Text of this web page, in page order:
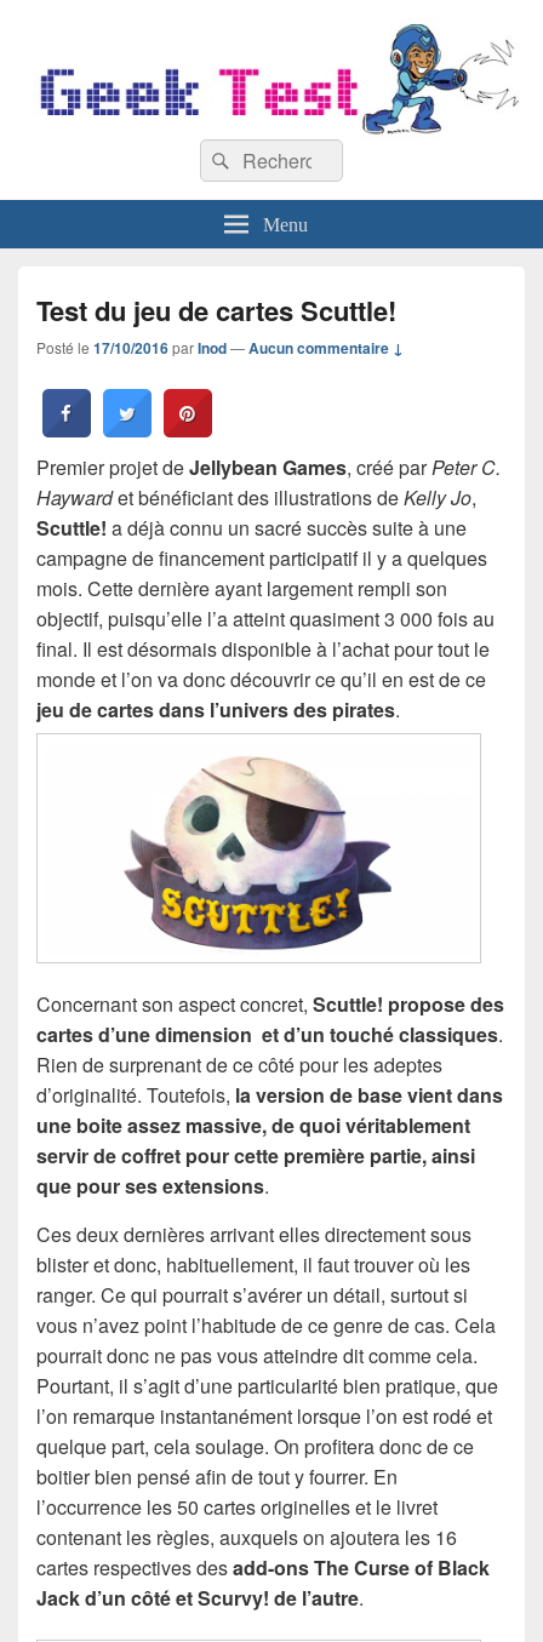
Recherche :
Rechercher
Menu
Test du jeu de cartes Scuttle!
Posté le 17/10/2016parInod—Aucun commentaire ↓
Premier projet deJellybean Games, créé parPeter C.
Haywardet bénéficiant des illustrations deKelly Jo,
Scuttle! a déjà connu un sacré succès suite à une
campagne de financement participatif il y a quelques
mois. Cette dernière ayant largement rempli son
objectif, puisqu’elle l’a atteint quasiment 3 000 fois au
final. Il est désormais disponible à l’achat pour tout le
monde et l’on va donc découvrir ce qu’il en est de ce
jeu de cartes dans l’univers des pirates.
Concernant son aspect concret, Scuttle! propose des
cartes d’une dimension et d’un touché classiques.
Rien de surprenant de ce côté pour les adeptes
d’originalité. Toutefois, la version de base vient dans
une boite assez massive, de quoi véritablement
servir de coffret pour cette première partie, ainsi
que pour ses extensions.
Ces deux dernières arrivant elles directement sous
blister et donc, habituellement, il faut trouver où les
ranger. Ce qui pourrait s’avérer un détail, surtout si
vous n’avez point l’habitude de ce genre de cas. Cela
pourrait donc ne pas vous atteindre dit comme cela.
Pourtant, il s’agit d’une particularité bien pratique, que
l’on remarque instantanément lorsque l’on est rodé et
quelque part, cela soulage. On profitera donc de ce
boitier bien pensé afin de tout y fourrer. En
l’occurrence les 50 cartes originelles et le livret
contenant les règles, auxquels on ajoutera les 16
cartes respectives desadd-ons The Curse of Black
Jack d’un côté et Scurvy! de l’autre.